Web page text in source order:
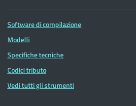
Software di compilazione
Modelli
Specifiche tecniche
Codici tributo
Vedi tutti gli strumenti